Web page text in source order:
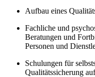
Aufbau eines
Fachliche und
Beratungen und
Personen und
Schulungen für
Qualitätssicherung